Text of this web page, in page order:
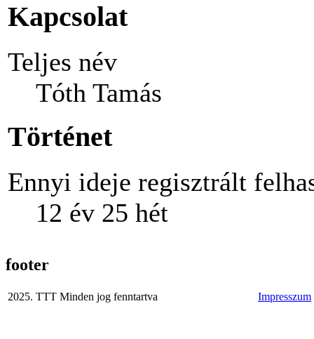
Kapcsolat
Teljes név
Tóth Tamás
Történet
Ennyi ideje regisztrált
12 év 25 hét
footer
2025. TTT Minden jog fenntartva Impresszum